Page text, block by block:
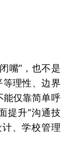
嘴”，也不是
等理性、边界
能仅靠简单呼
提升“沟通技
、学校管理